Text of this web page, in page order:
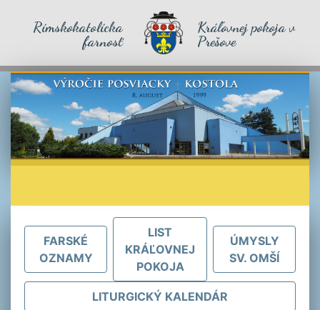
Rímskokatolícka
farnosť
Kráľovnej pokoja v
Prešove
FARSKÉ
OZNAMY
LIST
KRÁĽOVNEJ
POKOJA
ÚMYSLY
SV. OMŠÍ
LITURGICKÝ KALENDÁR